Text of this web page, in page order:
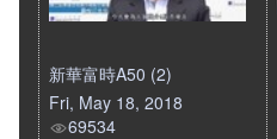
新華富時A50 (2)
Fri, May 18, 2018
69534